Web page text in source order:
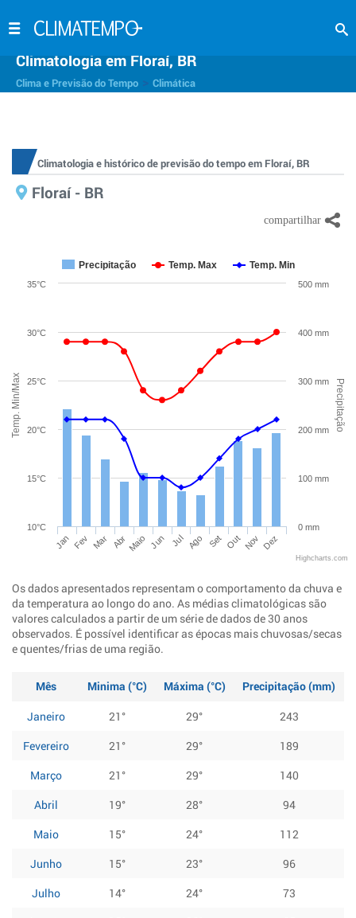
Climatologia em Floraí, BR
Clima e Previsão do Tempo Climática
Climatologia e histórico de previsão do tempo em Floraí, BR
Floraí - BR
Temp. Min/Max Precipitação
Precipitação Temp. Max Temp. Min
Jan Fev Mar Abr Maio Jun Jul Ago Set Out Nov Dez
10°C
15°C
20°C
25°C
30°C
35°C
0 mm
100 mm
200 mm
300 mm
400 mm
500 mm
Highcharts.com
Os dados apresentados representam o comportamento da chuva e
da temperatura ao longo do ano. As médias climatológicas são
valores calculados a partir de um série de dados de 30 anos
observados. É possível identificar as épocas mais chuvosas/secas
e quentes/frias de uma região.
Mês Minima (°C) Máxima (°C)
Precipitação (mm)
Janeiro
21° 29°
243
Fevereiro
21° 29°
189
Março
21° 29°
140
Abril
19° 28°
94
Maio
15° 24°
112
Junho
15° 23°
96
Julho
14° 24°
73